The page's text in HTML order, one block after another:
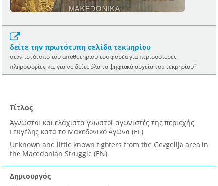
δείτε την πρωτότυπη σελίδα τεκμηρίου
στον ιστότοπο του αποθετηρίου του φορέα για περισσότερες
πληροφορίες και για να δείτε όλα τα ψηφιακά αρχεία του τεκμηρίου*
Τίτλος
Άγνωστοι και ελάχιστα γνωστοί αγωνιστές της περιοχής
Γευγέλης κατά το Μακεδονικό Αγώνα (EL)
Unknown and little known fighters from the Gevgelija area in
the Macedonian Struggle (EN)
Δημιουργός